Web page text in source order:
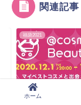
関連記事
トコスメビューティ
ーのイベント2020
ホーム